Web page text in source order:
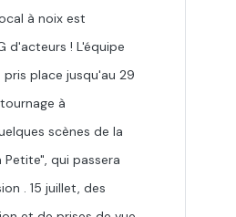
à noix est
d'acteurs ! L'équipe
place jusqu'au 29
à
scènes de la
Petite", qui passera
. 15 juillet, des